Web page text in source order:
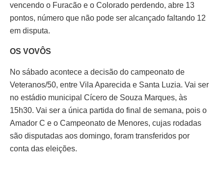
vencendo o Furacão e o Colorado perdendo, abre 13
pontos, número que não pode ser alcançado faltando 12
em disputa.
OS VOVÔS
No sábado acontece a decisão do campeonato de
Veteranos/50, entre Vila Aparecida e Santa Luzia. Vai ser
no estádio municipal Cícero de Souza Marques, às
15h30. Vai ser a única partida do final de semana, pois o
Amador C e o Campeonato de Menores, cujas rodadas
são disputadas aos domingo, foram transferidos por
conta das eleições.